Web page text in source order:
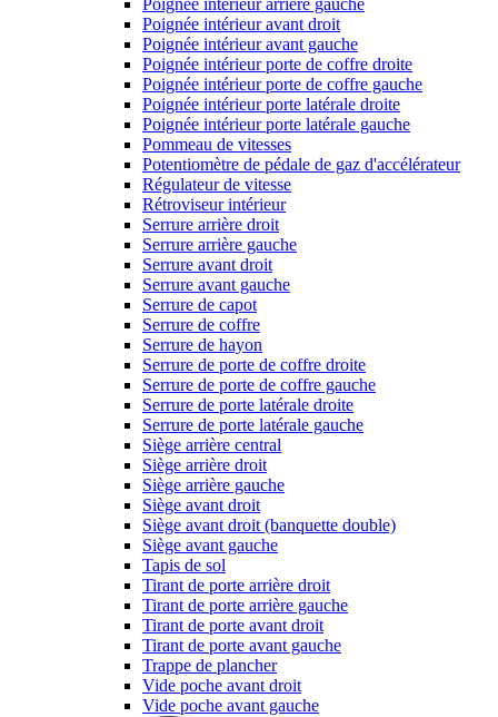
Poignée intérieur arrière gauche
Poignée intérieur avant droit
Poignée intérieur avant gauche
Poignée intérieur porte de coffre droite
Poignée intérieur porte de coffre gauche
Poignée intérieur porte latérale droite
Poignée intérieur porte latérale gauche
Pommeau de vitesses
Potentiomètre de pédale de gaz d'accélérateur
Régulateur de vitesse
Rétroviseur intérieur
Serrure arrière droit
Serrure arrière gauche
Serrure avant droit
Serrure avant gauche
Serrure de capot
Serrure de coffre
Serrure de hayon
Serrure de porte de coffre droite
Serrure de porte de coffre gauche
Serrure de porte latérale droite
Serrure de porte latérale gauche
Siège arrière central
Siège arrière droit
Siège arrière gauche
Siège avant droit
Siège avant droit (banquette double)
Siège avant gauche
Tapis de sol
Tirant de porte arrière droit
Tirant de porte arrière gauche
Tirant de porte avant droit
Tirant de porte avant gauche
Trappe de plancher
Vide poche avant droit
Vide poche avant gauche